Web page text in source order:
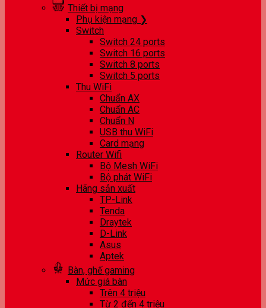
Thiết bị mạng
Phụ kiện mạng ❯
Switch
Switch 24 ports
Switch 16 ports
Switch 8 ports
Switch 5 ports
Thu WiFi
Chuẩn AX
Chuẩn AC
Chuẩn N
USB thu WiFi
Card mạng
Router Wifi
Bộ Mesh WiFi
Bộ phát WiFi
Hãng sản xuất
TP-Link
Tenda
Draytek
D-Link
Asus
Aptek
Bàn, ghế gaming
Mức giá bàn
Trên 4 triệu
Từ 2 đến 4 triệu